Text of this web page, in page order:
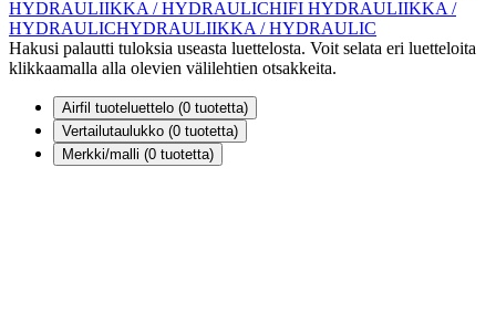
HYDRAULIIKKA / HYDRAULICHIFI HYDRAULIIKKA /
HYDRAULICHYDRAULIIKKA / HYDRAULIC
Hakusi palautti tuloksia useasta luettelosta. Voit selata eri luetteloita
klikkaamalla alla olevien välilehtien otsakkeita.
Airfil tuoteluettelo (0 tuotetta)
Vertailutaulukko (0 tuotetta)
Merkki/malli (0 tuotetta)